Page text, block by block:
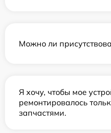
Можно ли
Я хочу, чтобы мое
ремонтировалось
запчастями.